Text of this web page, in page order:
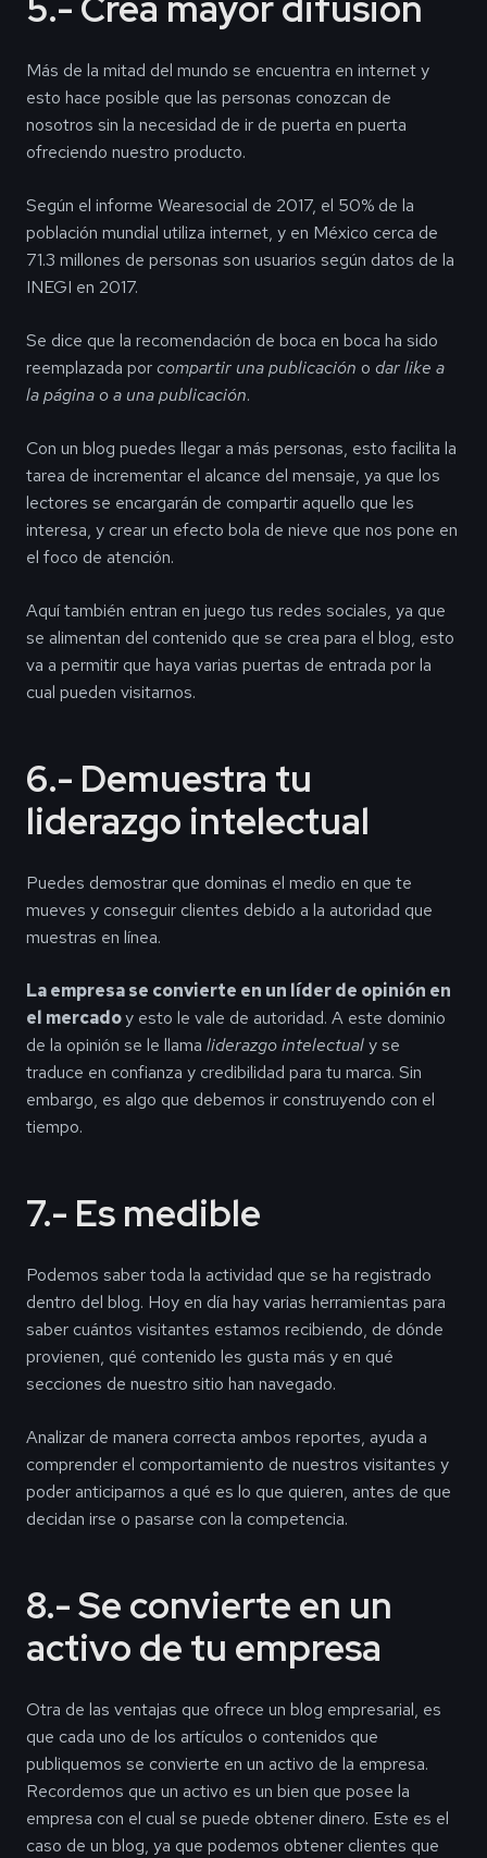
Más de la mitad del mundo se encuentra en internet y
esto hace posible que las personas conozcan de
nosotros sin la necesidad de ir de puerta en puerta
ofreciendo nuestro producto.
Según el informe Wearesocial de 2017, el 50% de la
población mundial utiliza internet, y en México cerca de
71.3 millones de personas son usuarios según datos de la
INEGI en 2017.
Se dice que la recomendación de boca en boca ha sido
reemplazada porcompartir una publicación o dar like a
la página o a una publicación.
Con un blog puedes llegar a más personas, esto facilita la
tarea de incrementar el alcance del mensaje, ya que los
lectores se encargarán de compartir aquello que les
interesa, y crear un efecto bola de nieve que nos pone en
el foco de atención.
Aquí también entran en juego tus redes sociales, ya que
se alimentan del contenido que se crea para el blog, esto
va a permitir que haya varias puertas de entrada por la
cual pueden visitarnos.
6.- Demuestra tu
liderazgo intelectual
Puedes demostrar que dominas el medio en que te
mueves y conseguir clientes debido a la autoridad que
muestras en línea.
La empresa se convierte en un líder de opinión en
el mercadoy esto le vale de autoridad. A este dominio
de la opinión se le llama liderazgo intelectualy se
traduce en confianza y credibilidad para tu marca. Sin
embargo, es algo que debemos ir construyendo con el
tiempo.
7.- Es medible
Podemos saber toda la actividad que se ha registrado
dentro del blog. Hoy en día hay varias herramientas para
saber cuántos visitantes estamos recibiendo, de dónde
provienen, qué contenido les gusta más y en qué
secciones de nuestro sitio han navegado.
Analizar de manera correcta ambos reportes, ayuda a
comprender el comportamiento de nuestros visitantes y
poder anticiparnos a qué es lo que quieren, antes de que
decidan irse o pasarse con la competencia.
8.- Se convierte en un
activo de tu empresa
Otra de las ventajas que ofrece un blog empresarial, es
que cada uno de los artículos o contenidos que
publiquemos se convierte en un activo de la empresa.
Recordemos que un activo es un bien que posee la
empresa con el cual se puede obtener dinero. Este es el
caso de un blog, ya que podemos obtener clientes que